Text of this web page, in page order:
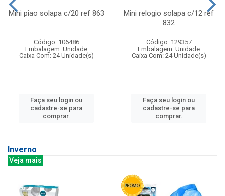
Mini piao solapa c/20 ref 863
Código: 106486
Embalagem: Unidade
Caixa Com: 24 Unidade(s)
Faça seu login ou
cadastre-se para
comprar.
Mini relogio solapa c/12 ref
832
Código: 129357
Embalagem: Unidade
Caixa Com: 24 Unidade(s)
Faça seu login ou
cadastre-se para
comprar.
Inverno
Veja mais